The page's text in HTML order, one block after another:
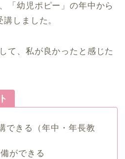
「幼児ポピー」の年中から
しました。
て、私が良かったと感じた
できる（年中・年長教
ができる